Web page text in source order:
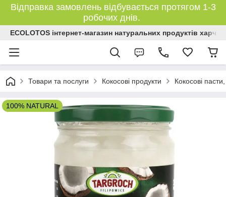
Відправка замовлень відбувається протягом 1-3
робочих днів.
ECOLOTOS інтернет-магазин натуральних продуктів
Товари та послуги Кокосові продукти Кокосові
100% NATURAL